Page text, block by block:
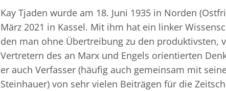
Kay Tjaden wurde am 18. Juni 1935 in Norden
März 2021 in Kassel. Mit ihm hat ein linker
den man ohne Übertreibung zu den produktivsten,
Vertretern des an Marx und Engels orientierten
er auch Verfasser (häufig auch gemeinsam mit
Steinhauer) von sehr vielen Beiträgen für die